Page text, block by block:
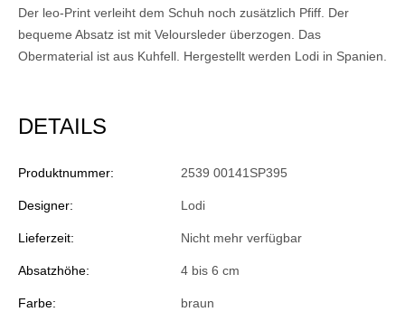
Der leo-Print verleiht dem Schuh noch zusätzlich Pfiff. Der
bequeme Absatz ist mit Veloursleder überzogen. Das
Obermaterial ist aus Kuhfell. Hergestellt werden Lodi in Spanien.
DETAILS
Produktnummer: 2539 00141SP395
Designer: Lodi
Lieferzeit: Nicht mehr verfügbar
Absatzhöhe: 4 bis 6 cm
Farbe: braun